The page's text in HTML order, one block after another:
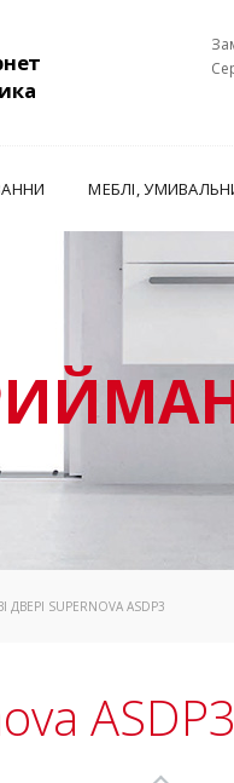
МЕБЛІ,
SUPERNOVA ASDP3
ASDP3